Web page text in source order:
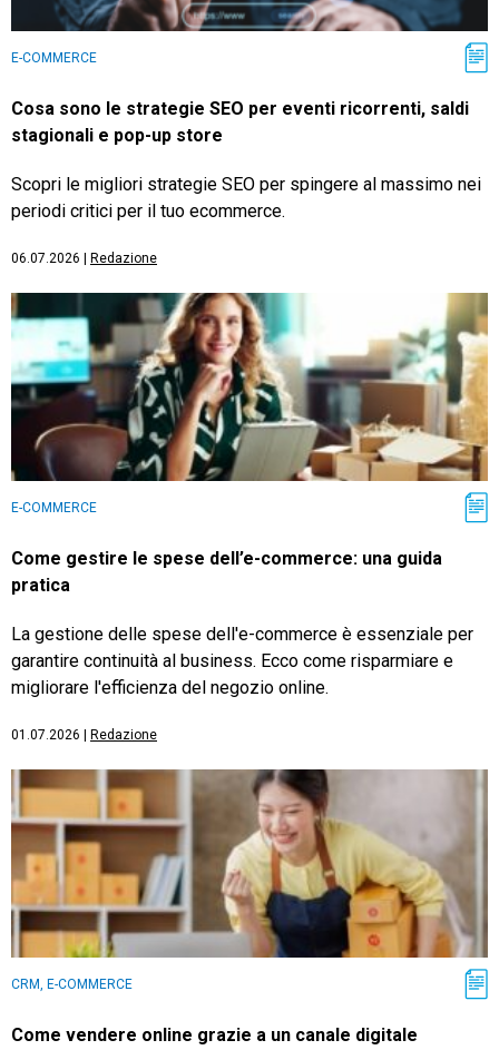
E-COMMERCE
Cosa sono le strategie SEO per eventi ricorrenti, saldi
stagionali e pop-up store
Scopri le migliori strategie SEO per spingere al massimo nei
periodi critici per il tuo ecommerce.
06.07.2026 Redazione
E-COMMERCE
Come gestire le spese dell’e-commerce: una guida
pratica
La gestione delle spese dell'e-commerce è essenziale per
garantire continuità al business. Ecco come risparmiare e
migliorare l'efficienza del negozio online.
01.07.2026 Redazione
CRM, E-COMMERCE
Come vendere online grazie a un canale digitale